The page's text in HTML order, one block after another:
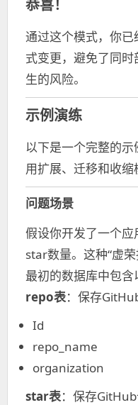
恭喜！
通过这个模式，你
式变更，避免了同
生的风险。
示例演练
以下是一个完整的
用扩展、迁移和收缩
问题场景
假设你开发了一个
star数量。这种“虚荣
最初的数据库中包含
repo表：保存
Id
repo_name
organization
star表：保存